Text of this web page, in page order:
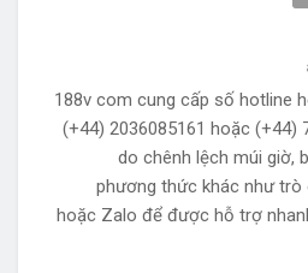
188v com cung cấp số hotline
(+44) 2036085161 hoặc (+44)
do chênh lệch múi giờ,
phương thức khác như trò
hoặc Zalo để được hỗ trợ